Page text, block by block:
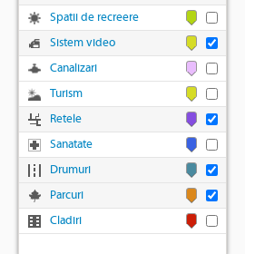
Spatii de recreere
Sistem video
Canalizari
Turism
Retele
Sanatate
Drumuri
Parcuri
Cladiri